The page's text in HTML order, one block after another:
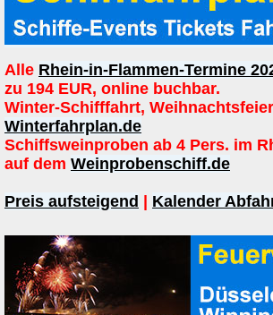
Alle Rhein-in-Flammen-Termine
zu 194 EUR, online buchbar.
Winter-Schifffahrt,
Winterfahrplan.de
Schiffsweinproben ab 4 Pers. im
auf dem Weinprobenschiff.de
Preis aufsteigend Kalender